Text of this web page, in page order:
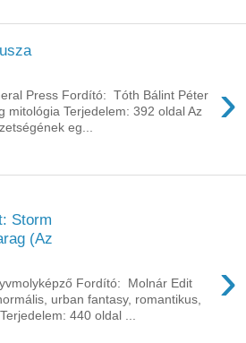
›
Press Fordító: Tóth Bálint Péter
mitológia Terjedelem: 392 oldal Az
eg...
Storm
(Az
›
Fordító: Molnár Edit
urban fantasy, romantikus,
440 oldal ...